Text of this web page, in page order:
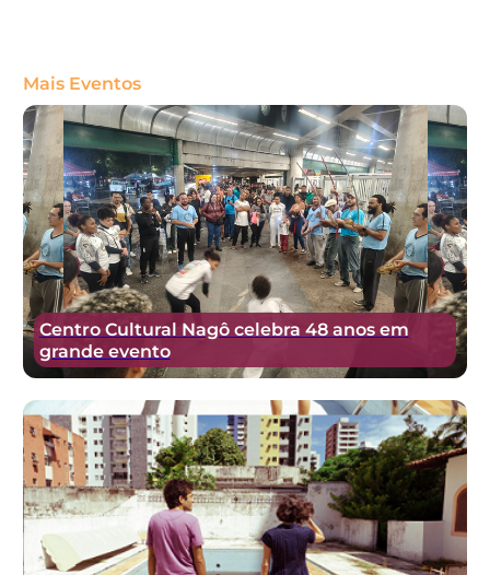
Mais Eventos
Centro Cultural Nagô celebra 48 anos em
grande evento